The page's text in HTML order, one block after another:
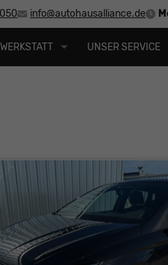
info@autohausalliance.de
WERKSTATT UNSER SERVICE